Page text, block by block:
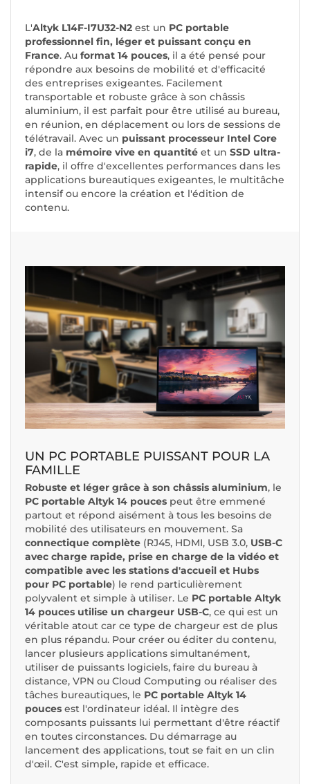
L'Altyk L14F-I7U32-N2 est un PC portable
professionnel fin, léger et puissant conçu en
France. Au format 14 pouces, il a été pensé pour
répondre aux besoins de mobilité et d'efficacité
des entreprises exigeantes. Facilement
transportable et robuste grâce à son châssis
aluminium, il est parfait pour être utilisé au bureau,
en réunion, en déplacement ou lors de sessions de
télétravail. Avec un puissant processeur Intel Core
i7, de la mémoire vive en quantité et un SSD ultra-
rapide, il offre d'excellentes performances dans les
applications bureautiques exigeantes, le multitâche
intensif ou encore la création et l'édition de
contenu.
UN PC PORTABLE PUISSANT POUR LA
FAMILLE
Robuste et léger grâce à son châssis aluminium, le
PC portable Altyk 14 pouces peut être emmené
partout et répond aisément à tous les besoins de
mobilité des utilisateurs en mouvement. Sa
connectique complète (RJ45, HDMI, USB 3.0, USB-C
avec charge rapide, prise en charge de la vidéo et
compatible avec les stations d'accueil et Hubs
pour PC portable) le rend particulièrement
polyvalent et simple à utiliser. Le PC portable Altyk
14 pouces utilise un chargeur USB-C, ce qui est un
véritable atout car ce type de chargeur est de plus
en plus répandu. Pour créer ou éditer du contenu,
lancer plusieurs applications simultanément,
utiliser de puissants logiciels, faire du bureau à
distance, VPN ou Cloud Computing ou réaliser des
tâches bureautiques, le PC portable Altyk 14
pouces est l'ordinateur idéal. Il intègre des
composants puissants lui permettant d'être réactif
en toutes circonstances. Du démarrage au
lancement des applications, tout se fait en un clin
d'œil. C'est simple, rapide et efficace.